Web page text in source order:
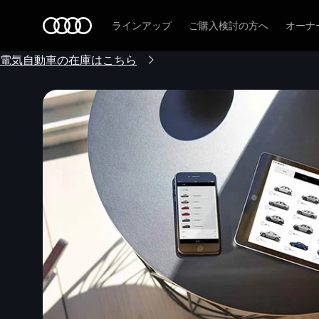
ラインアップ ご購入検討の方へ オーナ
電気自動車の在庫はこちら